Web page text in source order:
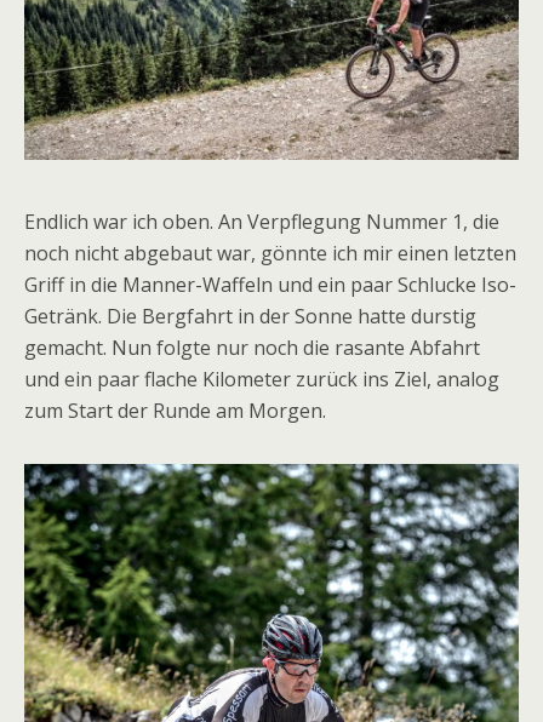
Endlich war ich oben. An Verpflegung Nummer 1, die
noch nicht abgebaut war, gönnte ich mir einen letzten
Griff in die Manner-Waffeln und ein paar Schlucke Iso-
Getränk. Die Bergfahrt in der Sonne hatte durstig
gemacht. Nun folgte nur noch die rasante Abfahrt
und ein paar flache Kilometer zurück ins Ziel, analog
zum Start der Runde am Morgen.